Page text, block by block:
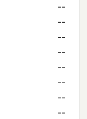
--
--
--
--
--
--
--
--